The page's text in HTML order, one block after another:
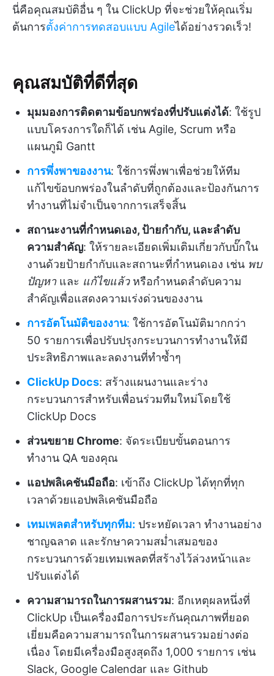
นี่คือคุณสมบัติอื่น ๆ ใน ClickUp ที่จะช่วยให้คุณเริ่ม
ต้นการตั้งค่าการทดสอบแบบ Agileได้อย่างรวดเร็ว!
คุณสมบัติที่ดีที่สุด
มุมมองการติดตามข้อบกพร่องที่ปรับแต่งได้: ใช้รูป
แบบโครงการใดก็ได้ เช่น Agile, Scrum หรือ
แผนภูมิ Gantt
การพึ่งพาของงาน: ใช้การพึ่งพาเพื่อช่วยให้ทีม
แก้ไขข้อบกพร่องในลำดับที่ถูกต้องและป้องกันการ
ทำงานที่ไม่จำเป็นจากการเสร็จสิ้น
สถานะงานที่กำหนดเอง, ป้ายกำกับ, และลำดับ
ความสำคัญ: ให้รายละเอียดเพิ่มเติมเกี่ยวกับบั๊กใน
งานด้วยป้ายกำกับและสถานะที่กำหนดเอง เช่น พบ
ปัญหาและ แก้ไขแล้วหรือกำหนดลำดับความ
สำคัญเพื่อแสดงความเร่งด่วนของงาน
การอัตโนมัติของงาน: ใช้การอัตโนมัติมากกว่า
50 รายการเพื่อปรับปรุงกระบวนการทำงานให้มี
ประสิทธิภาพและลดงานที่ทำซ้ำๆ
ClickUp Docs: สร้างแผนงานและร่าง
กระบวนการสำหรับเพื่อนร่วมทีมใหม่โดยใช้
ClickUp Docs
ส่วนขยาย Chrome: จัดระเบียบขั้นตอนการ
ทำงาน QA ของคุณ
แอปพลิเคชันมือถือ: เข้าถึง ClickUp ได้ทุกที่ทุก
เวลาด้วยแอปพลิเคชันมือถือ
เทมเพลตสำหรับทุกทีม: ประหยัดเวลา ทำงานอย่าง
ชาญฉลาด และรักษาความสม่ำเสมอของ
กระบวนการด้วยเทมเพลตที่สร้างไว้ล่วงหน้าและ
ปรับแต่งได้
ความสามารถในการผสานรวม: อีกเหตุผลหนึ่งที่
ClickUp เป็นเครื่องมือการประกันคุณภาพที่ยอด
เยี่ยมคือความสามารถในการผสานรวมอย่างต่อ
เนื่อง โดยมีเครื่องมือสูงสุดถึง 1,000 รายการ เช่น
Slack, Google Calendar และ Github